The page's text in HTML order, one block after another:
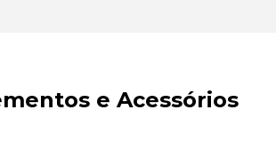
e Acessórios